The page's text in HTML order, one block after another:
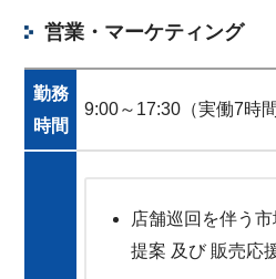
営業・マーケティング
勤務
時間
9:00～17:30（実働7時
店舗巡回を伴う
提案 及び 販売応